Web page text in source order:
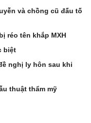
và chồng cũ đấu tố
réo tên khắp MXH
biệt
nghị ly hôn sau khi
thuật thẩm mỹ